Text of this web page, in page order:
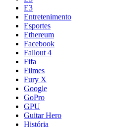
E3
Entretenimento
Esportes
Ethereum
Facebook
Fallout 4
Fifa
Filmes
Fury X
Google
GoPro
GPU
Guitar Hero
História